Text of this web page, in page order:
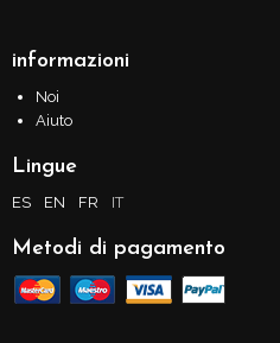
informazioni
Noi
Aiuto
Lingue
ES EN FR IT
Metodi di pagamento